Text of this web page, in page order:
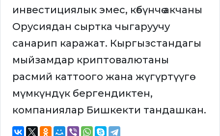
инвестициялык эмес, көбүнчө акчаны
Орусиядан сыртка чыгаруучу
санарип каражат. Кыргызстандагы
мыйзамдар криптовалютаны
расмий каттоого жана жүгүртүүгө
мүмкүндүк бергендиктен,
компаниялар Бишкекти тандашкан.